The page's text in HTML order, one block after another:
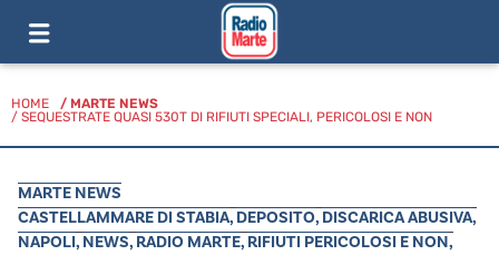
HOME / MARTE NEWS
/ SEQUESTRATE QUASI 530T DI RIFIUTI SPECIALI, PERICOLOSI E NON
MARTE NEWS
CASTELLAMMARE DI STABIA, DEPOSITO, DISCARICA ABUSIVA,
NAPOLI, NEWS, RADIO MARTE, RIFIUTI PERICOLOSI E NON,